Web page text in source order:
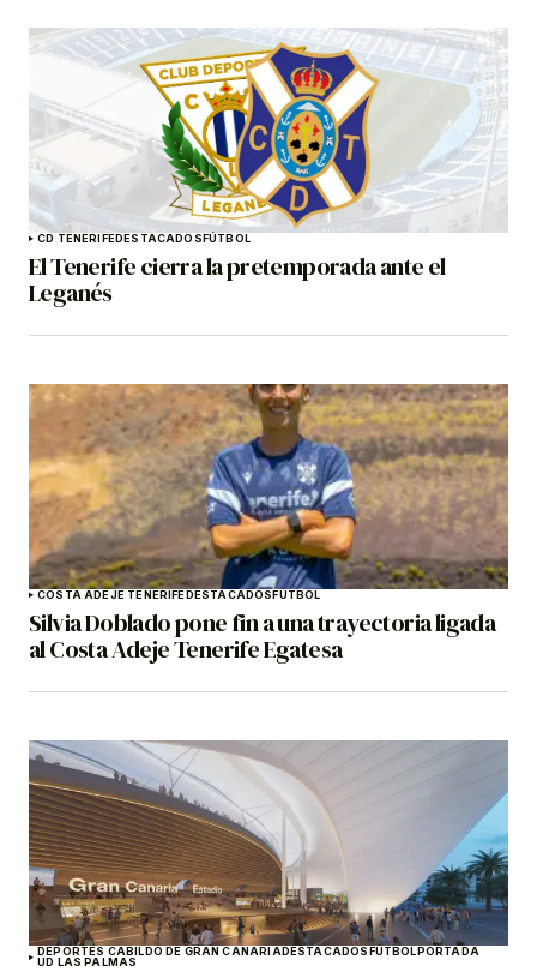
CD TENERIFEDESTACADOSFÚTBOL
El Tenerife cierra la pretemporada ante el
Leganés
COSTA ADEJE TENERIFEDESTACADOSFÚTBOL
Silvia Doblado pone fin a una trayectoria ligada
al Costa Adeje Tenerife Egatesa
DEPORTES CABILDO DE GRAN CANARIADESTACADOSFÚTBOLPORTADA
UD LAS PALMAS